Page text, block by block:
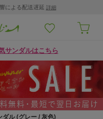
による配送遅延 詳細
サンダルはこちら
ダル (グレー / 灰色)